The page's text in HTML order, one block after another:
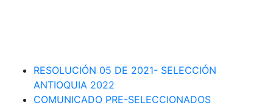
RESOLUCIÓN 05 DE 2021- SELECCIÓN
ANTIOQUIA 2022
COMUNICADO PRE-SELECCIONADOS